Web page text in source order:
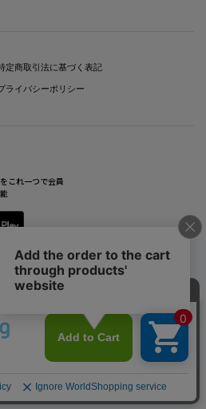
定商取引法に基づく表記
ライバシーポリシー
これ一つで会員
Reserved.